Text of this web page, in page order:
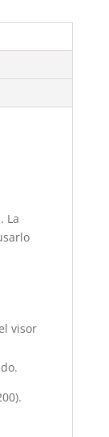
La
visor